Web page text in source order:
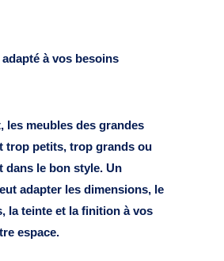
à vos besoins
les meubles des grandes
trop petits, trop grands ou
dans le bon style. Un
adapter les dimensions, le
la teinte et la finition à vos
espace.